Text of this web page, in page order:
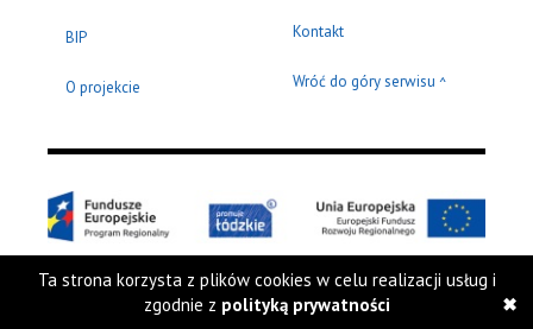
BIP
O projekcie
Kontakt
Wróć do góry serwisu ^
Copyright © 2009 - 2026 Muzeum Sztuki w Łodzi
Ta strona korzysta z plików cookies w celu realizacji usług i
zgodnie z polityką prywatności